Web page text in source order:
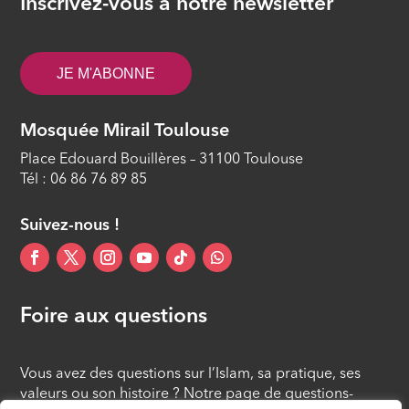
ÉPISODE 11
Les procréations médicalement
Inscrivez-vous à notre newsletter
JE M'ABONNE
Mosquée Mirail Toulouse
Place Edouard Bouillères – 31100 Toulouse
Tél : 06 86 76 89 85
Suivez-nous !
Foire aux questions
Vous avez des questions sur l’Islam, sa pratique, ses
valeurs ou son histoire ? Notre page de questions-